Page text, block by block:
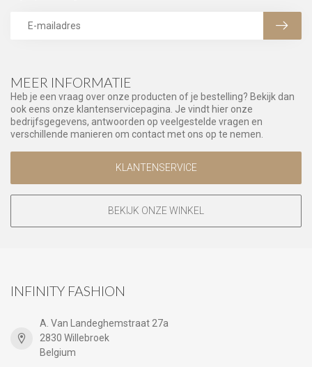
MEER INFORMATIE
Heb je een vraag over onze producten of je bestelling? Bekijk dan
ook eens onze klantenservicepagina. Je vindt hier onze
bedrijfsgegevens, antwoorden op veelgestelde vragen en
verschillende manieren om contact met ons op te nemen.
KLANTENSERVICE
BEKIJK ONZE WINKEL
INFINITY FASHION
A. Van Landeghemstraat 27a
2830 Willebroek
Belgium